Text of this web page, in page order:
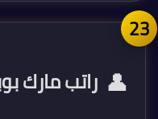
👤 راتب مارك